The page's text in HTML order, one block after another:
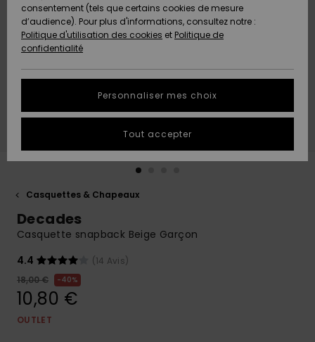
Nouveautés
A
Découvrir
Nouveautés
A
Découvrir
Communauté
CONTACT
Protection
des
tailles
conversation
obtenir la
à votre
Démarrer
MAGASINS
QUIKSILVER
Casquettes & Chapeaux
Decades
Casquette snapback Beige Garçon
4.4
(14 Avis)
18,00 €
40%
10,80 €
OUTLET
consentement (tels que certains cookies de mesure
d’audience). Pour plus d'informations, consultez notre :
Politique d'utilisation des cookies et Politique de
confidentialité
Personnaliser mes choix
Tout accepter